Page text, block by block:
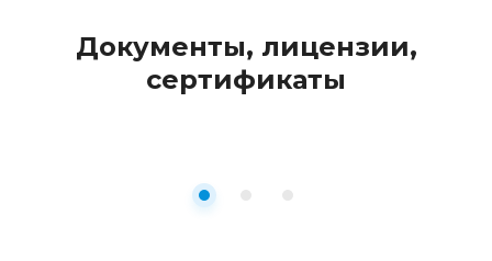
Документы, лицензии,
сертификаты